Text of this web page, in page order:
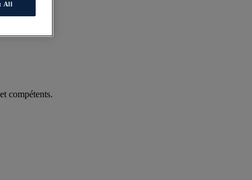
compétents.
All